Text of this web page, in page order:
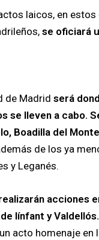
laicos, en estos
se oficiará
de Madrid será
se lleven a cabo.
Boadilla del
de los ya
y Leganés.
acciones
línfant y Valdellós.
acto homenaje en